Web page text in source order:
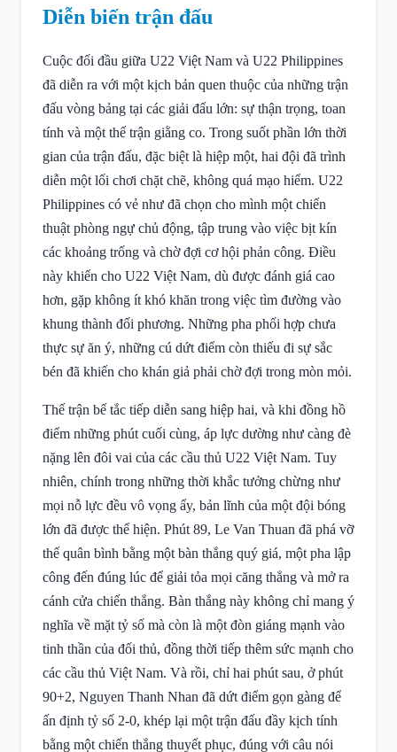
Diễn biến trận đấu
Cuộc đối đầu giữa U22 Việt Nam và U22 Philippines
đã diễn ra với một kịch bản quen thuộc của những trận
đấu vòng bảng tại các giải đấu lớn: sự thận trọng, toan
tính và một thế trận giằng co. Trong suốt phần lớn thời
gian của trận đấu, đặc biệt là hiệp một, hai đội đã trình
diễn một lối chơi chặt chẽ, không quá mạo hiểm. U22
Philippines có vẻ như đã chọn cho mình một chiến
thuật phòng ngự chủ động, tập trung vào việc bịt kín
các khoảng trống và chờ đợi cơ hội phản công. Điều
này khiến cho U22 Việt Nam, dù được đánh giá cao
hơn, gặp không ít khó khăn trong việc tìm đường vào
khung thành đối phương. Những pha phối hợp chưa
thực sự ăn ý, những cú dứt điểm còn thiếu đi sự sắc
bén đã khiến cho khán giả phải chờ đợi trong mòn mỏi.
Thế trận bế tắc tiếp diễn sang hiệp hai, và khi đồng hồ
điểm những phút cuối cùng, áp lực dường như càng đè
nặng lên đôi vai của các cầu thủ U22 Việt Nam. Tuy
nhiên, chính trong những thời khắc tưởng chừng như
mọi nỗ lực đều vô vọng ấy, bản lĩnh của một đội bóng
lớn đã được thể hiện. Phút 89, Le Van Thuan đã phá vỡ
thế quân bình bằng một bàn thắng quý giá, một pha lập
công đến đúng lúc để giải tỏa mọi căng thẳng và mở ra
cánh cửa chiến thắng. Bàn thắng này không chỉ mang ý
nghĩa về mặt tỷ số mà còn là một đòn giáng mạnh vào
tinh thần của đối thủ, đồng thời tiếp thêm sức mạnh cho
các cầu thủ Việt Nam. Và rồi, chỉ hai phút sau, ở phút
90+2, Nguyen Thanh Nhan đã dứt điểm gọn gàng để
ấn định tỷ số 2-0, khép lại một trận đấu đầy kịch tính
bằng một chiến thắng thuyết phục, đúng với câu nói